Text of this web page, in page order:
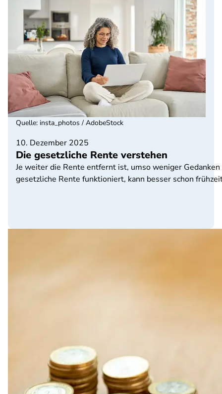
10. Dezember 2025
Die gesetzliche Rente verstehen
Je weiter die Rente entfernt ist, umso weniger
gesetzliche Rente funktioniert, kann besser schon
Quelle: insta_photos / AdobeStock